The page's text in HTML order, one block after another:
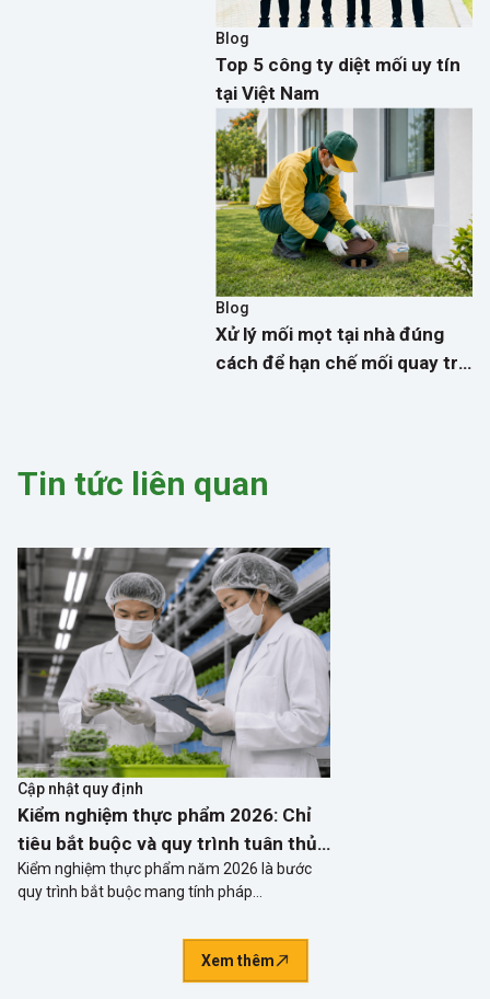
Blog
Top 5 công ty diệt mối uy tín
tại Việt Nam
Blog
Xử lý mối mọt tại nhà đúng
cách để hạn chế mối quay trở
Tin tức liên quan
Cập nhật quy định
Kiểm nghiệm thực phẩm 2026: Chỉ
tiêu bắt buộc và quy trình tuân thủ
cho doanh nghiệp
Kiểm nghiệm thực phẩm năm 2026 là bước
quy trình bắt buộc mang tính pháp…
Xem thêm